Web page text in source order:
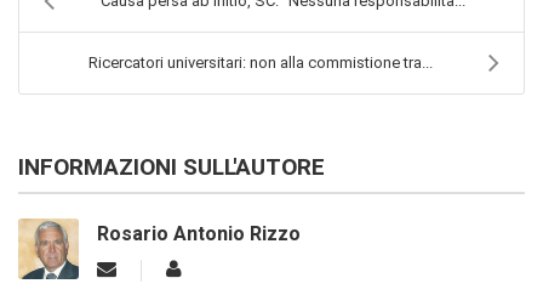
Ricercatori universitari: non alla commistione tra...
INFORMAZIONI SULL'AUTORE
Rosario Antonio Rizzo